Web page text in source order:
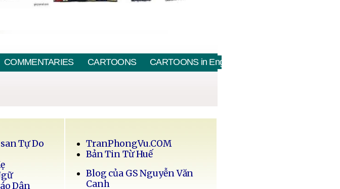
COMMENTARIES CARTOONS CARTOONS in English
Tự Do
Dân
TranPhongVu.COM
Bản Tin Từ Huế
Blog của GS Nguyễn Văn
Canh